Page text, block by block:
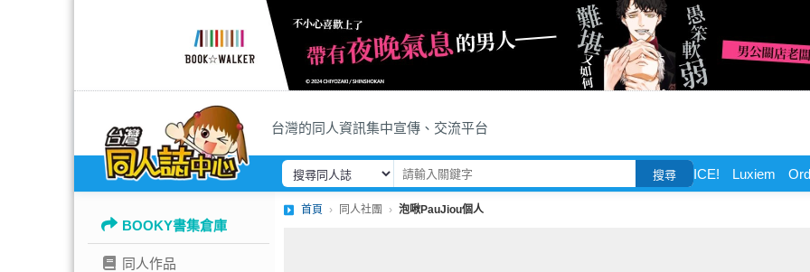
台灣的同人資訊集中宣傳、交流平台
搜尋 ICE! Luxiem
BOOKY書集倉庫
同人作品
首頁 同人社團 泡啾PauJiou個人